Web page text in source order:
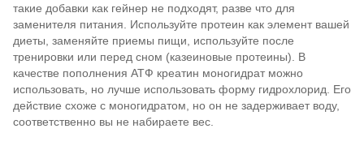
такие добавки как гейнер не подходят, разве что для
заменителя питания. Используйте протеин как элемент вашей
диеты, заменяйте приемы пищи, используйте после
тренировки или перед сном (казеиновые протеины). В
качестве пополнения АТФ креатин моногидрат можно
использовать, но лучше использовать форму гидрохлорид. Его
действие схоже с моногидратом, но он не задерживает воду,
соответственно вы не набираете вес.